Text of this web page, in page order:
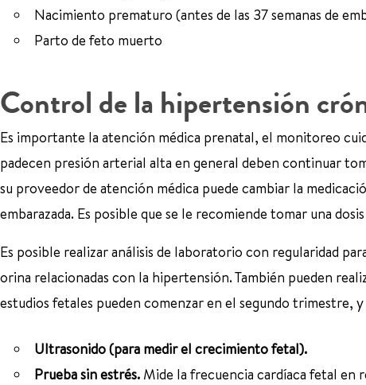
Nacimiento prematuro (antes de las 37 semanas de
Parto de feto muerto
Control de la hipertensión
Es importante la atención médica prenatal, el monitoreo
padecen presión arterial alta en general deben continuar
su proveedor de atención médica puede cambiar la
embarazada. Es posible que se le recomiende tomar una
Es posible realizar análisis de laboratorio con regularidad
orina relacionadas con la hipertensión. También pueden
estudios fetales pueden comenzar en el segundo trimestre,
Ultrasonido (para medir el crecimiento fetal).
Prueba sin estrés. Mide la frecuencia cardíaca fetal en